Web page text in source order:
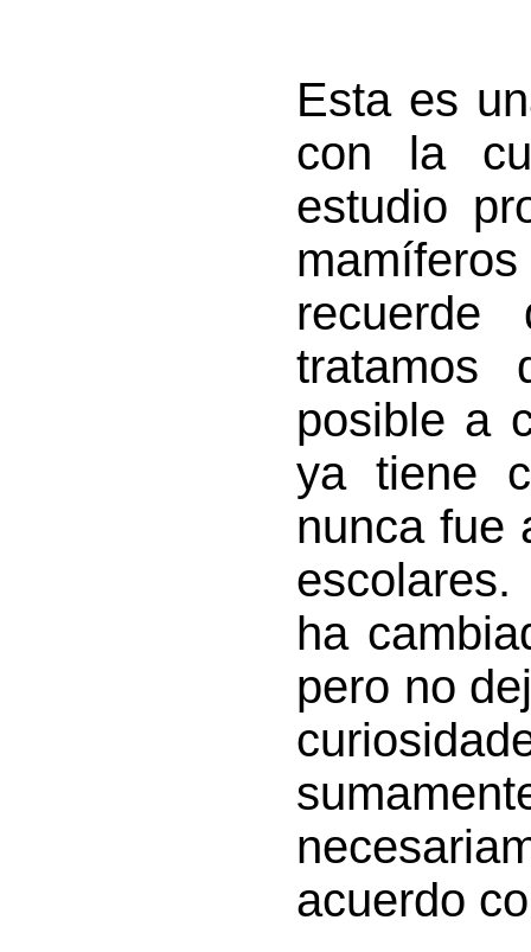
Esta es
con la
estudio
recuerde
tratamos
posible a
ya tiene
nunca fue
ha
pero no
acuerdo